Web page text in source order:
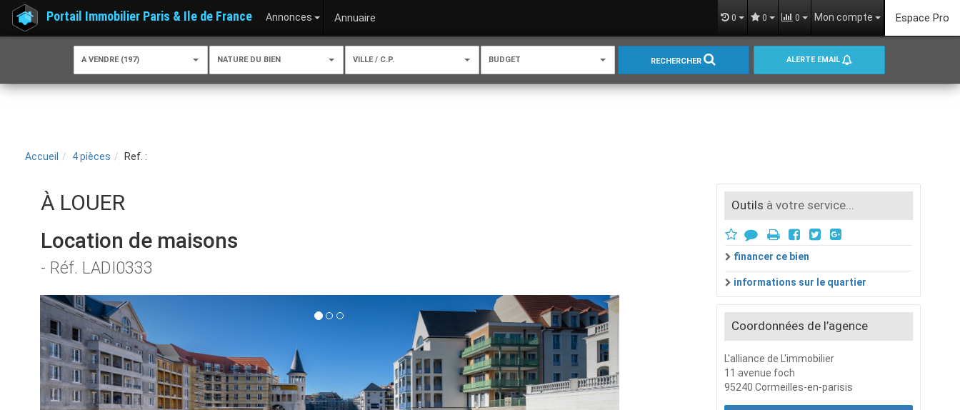
Portail Immobilier Paris & Ile de France Annonces Annuaire 0 0 0 Mon compte Espace Pro
A VENDRE (197) NATURE DU BIEN VILLE / C.P. BUDGET RECHERCHER ALERTE EMAIL
Accueil 4 pièces Ref. :
À LOUER
Location de maisons
- Réf. LADI0333
Outils à votre service...
financer ce bien
informations sur le quartier
Coordonnées de l’agence
L'alliance de L'immobilier
11 avenue foch
95240 Cormeilles-en-parisis